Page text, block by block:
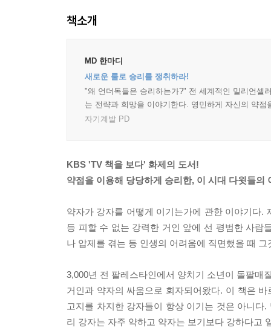
책소개
MD 한마디
새로운 룰로 승리를 쟁취하라!
"왜 언더독들은 승리하는가?" 전 세계적인 밀리언셀
는 전략과 희망을 이야기한다. 영민하게 자신의 약
자기계발 PD
KBS 'TV 책을 보다' 화제의 도서!
약점을 이용해 당당하게 승리한, 이 시대 다윗들의
약자가 강자를 어떻게 이기는가에 관한 이야기다.
등 피할 수 없는 강력한 거인 앞에 선 평범한 사람
나 압제를 겪는 등 인생의 어려움에 직면했을 때
3,000년 전 팔레스타인에서 양치기 소년이 돌팔매
거인과 약자의 싸움으로 회자되어왔다. 이 책은
고지를 차지한 강자들이 항상 이기는 것은 아니
리 강자는 자주 약하고 약자는 보기보다 강하다고